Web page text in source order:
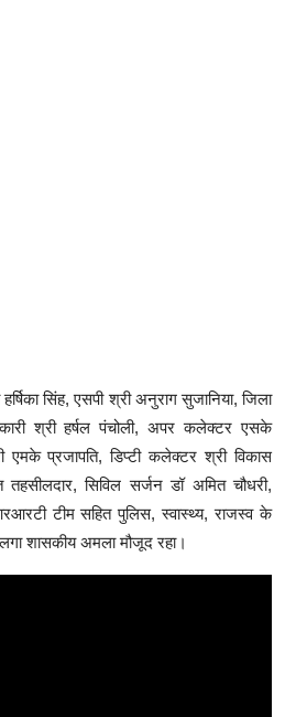
सिंह, एसपी श्री अनुराग सुजानिया, जिला
श्री हर्षल पंचोली, अपर कलेक्टर एसके
एमके प्रजापति, डिप्टी कलेक्टर श्री विकास
सिविल सर्जन डॉ अमित चौधरी,
टीम सहित पुलिस, स्वास्थ्य, राजस्व के
लगा शासकीय अमला मौजूद रहा।